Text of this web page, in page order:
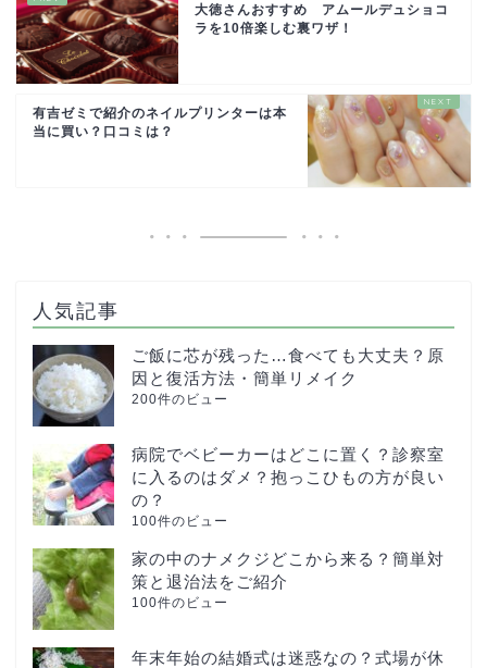
大徳さんおすすめ アムールデュショコ
ラを10倍楽しむ裏ワザ！
有吉ゼミで紹介のネイルプリンターは本
当に買い？口コミは？
人気記事
ご飯に芯が残った…食べても大丈夫？原
因と復活方法・簡単リメイク
200件のビュー
病院でベビーカーはどこに置く？診察室
に入るのはダメ？抱っこひもの方が良い
の？
100件のビュー
家の中のナメクジどこから来る？簡単対
策と退治法をご紹介
100件のビュー
年末年始の結婚式は迷惑なの？式場が休